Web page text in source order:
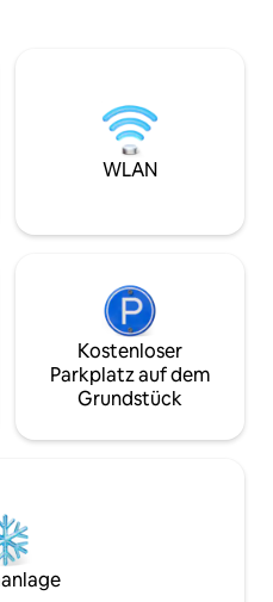
Missouri River
dies auch nicht
einen Flusszugang
Ferienwohnung
damit du die
WLAN
Kostenloser
Parkplatz auf dem
Grundstück